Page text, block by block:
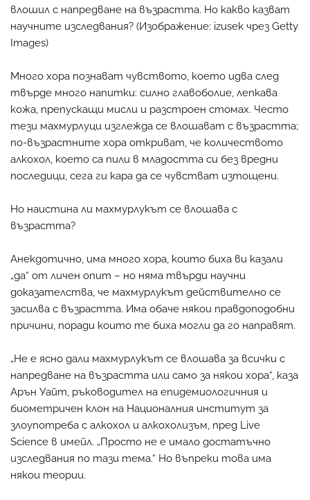
влошил с напредване на възрастта. Но какво казват
научните изследвания? (Изображение: izusek чрез Getty
Images)
Много хора познават чувството, което идва след
твърде много напитки: силно главоболие, лепкава
кожа, препускащи мисли и разстроен стомах. Често
тези махмурлуци изглежда се влошават с възрастта;
по-възрастните хора откриват, че количеството
алкохол, което са пили в младостта си без вредни
последици, сега ги кара да се чувстват изтощени.
Но наистина ли махмурлукът се влошава с
възрастта?
Анекдотично, има много хора, които биха ви казали
„да“ от личен опит – но няма твърди научни
доказателства, че махмурлукът действително се
засилва с възрастта. Има обаче някои правдоподобни
причини, поради които те биха могли да го направят.
„Не е ясно дали махмурлукът се влошава за всички с
напредване на възрастта или само за някои хора“, каза
Арън Уайт, ръководител на епидемиологичния и
биометричен клон на Националния институт за
злоупотреба с алкохол и алкохолизъм, пред Live
Science в имейл. „Просто не е имало достатъчно
изследвания по тази тема.“ Но въпреки това има
някои теории.